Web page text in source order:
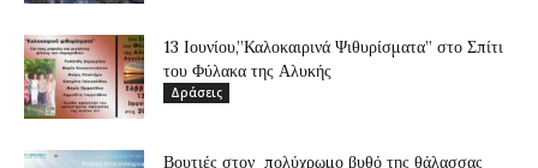
13 Ιουνίου,”Καλοκαιρινά Ψιθυρίσματα” στο Σπίτι
του Φύλακα της Αλυκής
Δράσεις
Βουτιές στον πολύχρωμο βυθό της θάλασσας